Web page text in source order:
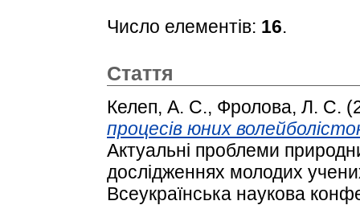
Число елементів: 16.
Стаття
Келеп, А. С., Фролова, Л. С.
процесів юних
Актуальні проблеми
дослідженнях молодих
Всеукраїнська наукова